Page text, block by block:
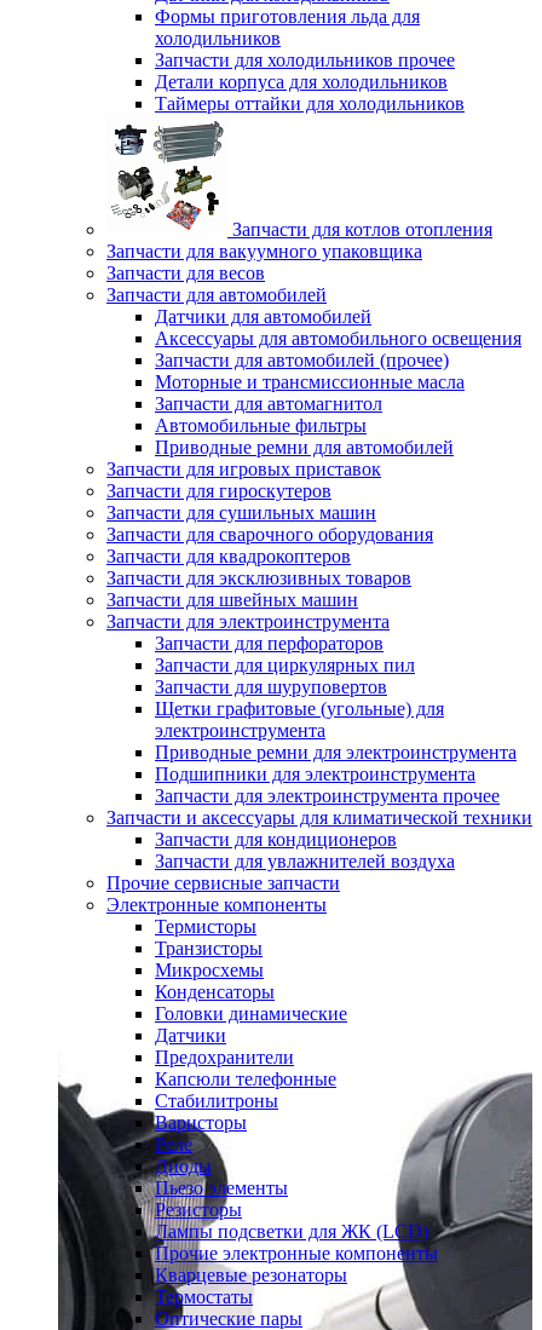
Формы приготовления льда для
холодильников
Запчасти для холодильников прочее
Детали корпуса для холодильников
Таймеры оттайки для холодильников
Запчасти для котлов отопления
Запчасти для вакуумного упаковщика
Запчасти для весов
Запчасти для автомобилей
Датчики для автомобилей
Аксессуары для автомобильного освещения
Запчасти для автомобилей (прочее)
Моторные и трансмиссионные масла
Запчасти для автомагнитол
Автомобильные фильтры
Приводные ремни для автомобилей
Запчасти для игровых приставок
Запчасти для гироскутеров
Запчасти для сушильных машин
Запчасти для сварочного оборудования
Запчасти для квадрокоптеров
Запчасти для эксклюзивных товаров
Запчасти для швейных машин
Запчасти для электроинструмента
Запчасти для перфораторов
Запчасти для циркулярных пил
Запчасти для шуруповертов
Щетки графитовые (угольные) для
электроинструмента
Приводные ремни для электроинструмента
Подшипники для электроинструмента
Запчасти для электроинструмента прочее
Запчасти и аксессуары для климатической техники
Запчасти для кондиционеров
Запчасти для увлажнителей воздуха
Прочие сервисные запчасти
Электронные компоненты
Термисторы
Транзисторы
Микросхемы
Конденсаторы
Головки динамические
Датчики
Предохранители
Капсюли телефонные
Стабилитроны
Варисторы
Реле
Диоды
Пьезо элементы
Резисторы
Лампы подсветки для ЖК (LCD)
Прочие электронные компоненты
Кварцевые резонаторы
Термостаты
Оптические пары